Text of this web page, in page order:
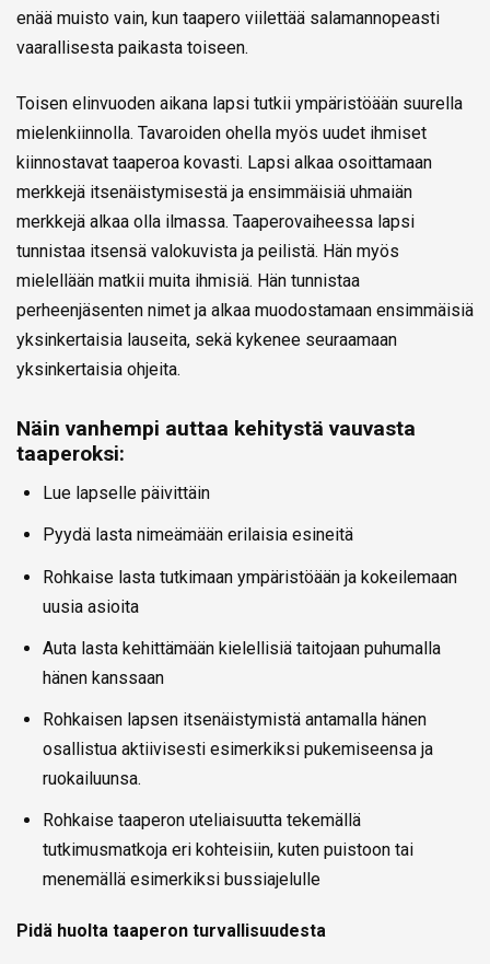
enää muisto vain, kun taapero viilettää salamannopeasti
vaarallisesta paikasta toiseen.
Toisen elinvuoden aikana lapsi tutkii ympäristöään suurella
mielenkiinnolla. Tavaroiden ohella myös uudet ihmiset
kiinnostavat taaperoa kovasti. Lapsi alkaa osoittamaan
merkkejä itsenäistymisestä ja ensimmäisiä uhmaiän
merkkejä alkaa olla ilmassa. Taaperovaiheessa lapsi
tunnistaa itsensä valokuvista ja peilistä. Hän myös
mielellään matkii muita ihmisiä. Hän tunnistaa
perheenjäsenten nimet ja alkaa muodostamaan ensimmäisiä
yksinkertaisia lauseita, sekä kykenee seuraamaan
yksinkertaisia ohjeita.
Näin vanhempi auttaa kehitystä vauvasta
taaperoksi:
Lue lapselle päivittäin
Pyydä lasta nimeämään erilaisia esineitä
Rohkaise lasta tutkimaan ympäristöään ja kokeilemaan
uusia asioita
Auta lasta kehittämään kielellisiä taitojaan puhumalla
hänen kanssaan
Rohkaisen lapsen itsenäistymistä antamalla hänen
osallistua aktiivisesti esimerkiksi pukemiseensa ja
ruokailuunsa.
Rohkaise taaperon uteliaisuutta tekemällä
tutkimusmatkoja eri kohteisiin, kuten puistoon tai
menemällä esimerkiksi bussiajelulle
Pidä huolta taaperon turvallisuudesta